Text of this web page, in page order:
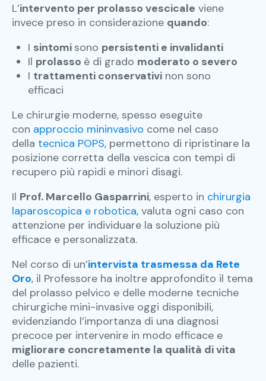
L’intervento per prolasso vescicale viene
invece preso in considerazione quando:
I sintomisono persistenti e invalidanti
Il prolasso è di grado moderato o severo
I trattamenti conservativi non sono
efficaci
Le chirurgie moderne, spesso eseguite
con approccio mininvasivo come nel caso
della tecnica POPS, permettono di ripristinare la
posizione corretta della vescica con tempi di
recupero più rapidi e minori disagi.
Il Prof. Marcello Gasparrini, esperto in chirurgia
laparoscopica e robotica, valuta ogni caso con
attenzione per individuare la soluzione più
efficace e personalizzata.
Nel corso di un’intervista trasmessa da Rete
Oro, il Professore ha inoltre approfondito il tema
del prolasso pelvico e delle moderne tecniche
chirurgiche mini-invasive oggi disponibili,
evidenziando l’importanza di una diagnosi
precoce per intervenire in modo efficace e
migliorare concretamente la qualità di vita
delle pazienti.